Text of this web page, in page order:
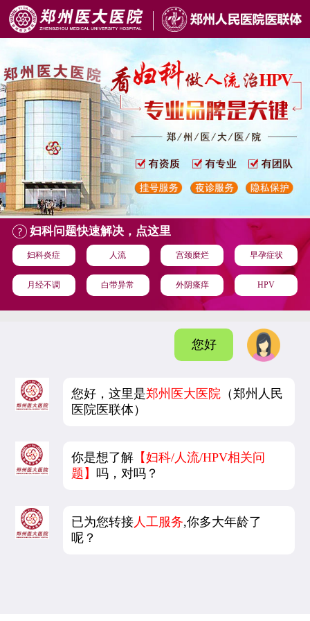
妇科问题快速解决，点这里
妇科炎症 人流 宫颈糜烂 早孕症状
月经不调 白带异常 外阴瘙痒 HPV
您好
您好，这里是郑州医大医院 （郑州人民
医院医联体）
你是想了解 【妇科/人流/HPV相关问
题】吗，对吗？
已为您转接 人工服务,你多大年龄了
呢？